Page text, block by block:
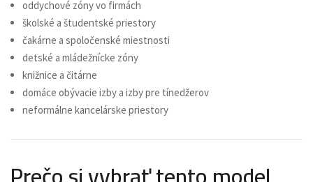
oddychové zóny vo firmách
školské a študentské priestory
čakárne a spoločenské miestnosti
detské a mládežnícke zóny
knižnice a čitárne
domáce obývacie izby a izby pre tínedžerov
neformálne kancelárske priestory